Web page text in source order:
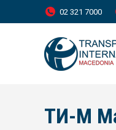
02 321 7000
ТИ-М